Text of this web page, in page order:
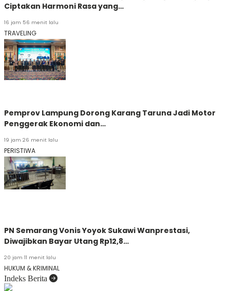
Ciptakan Harmoni Rasa yang…
16 jam 56 menit lalu
TRAVELING
Pemprov Lampung Dorong Karang Taruna Jadi Motor
Penggerak Ekonomi dan…
19 jam 26 menit lalu
PERISTIWA
PN Semarang Vonis Yoyok Sukawi Wanprestasi,
Diwajibkan Bayar Utang Rp12,8…
20 jam 11 menit lalu
HUKUM & KRIMINAL
Indeks Berita